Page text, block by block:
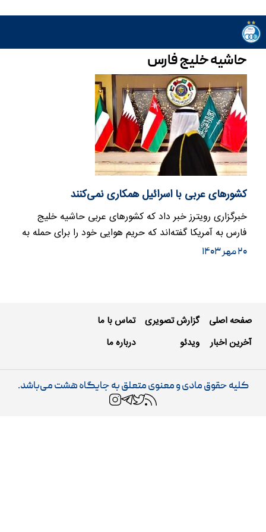
حاشیه خلیج فارس
کشورهای عربی با اسرائیل همکاری نمی‌کنند
خبرگزاری رویترز خبر داد که کشورهای عربی حاشیه خلیج
فارس به آمریکا گفته‌اند که حریم هوایی خود را برای حمله به
ایران در…
۲۰ مهر ۱۴۰۳
صفحه اصلی
آخرین اخبار
گزارش تصویری
ویدئو
تماس با ما
درباره ما
کلیه حقوق مادی و معنوی متعلق به جایگاه هشت می‌باشد.